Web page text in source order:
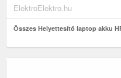
ElektroElektro.hu
Összes Helyettesítő laptop akku